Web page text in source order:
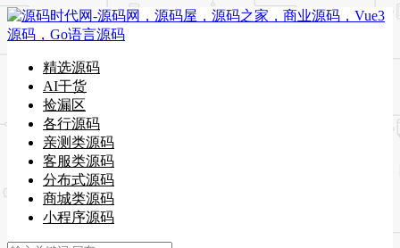
精选源码
AI干货
捡漏区
各行源码
亲测类源码
客服类源码
分布式源码
商城类源码
小程序源码